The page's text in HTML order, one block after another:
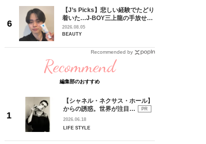
【J’s Picks】悲しい経験でたどり
着いた…J-BOY三上龍の手放せな
い“オールインワン”アイテム〈ビ
ューティ＆ファッション夏の必需
2026.08.05
BEAUTY
Recommended by
Recommend
編集部のおすすめ
【シャネル・ネクサス・ホール】
からの誘惑。世界が注目…
PR
2026.06.18
LIFE STYLE